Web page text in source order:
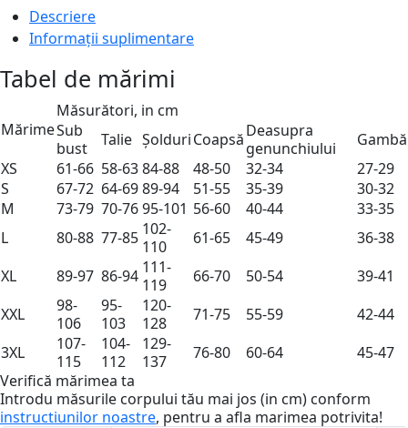
Descriere
Informații suplimentare
Tabel de mărimi
Mărime
Măsurători, in cm
Sub
bust
Talie ȘolduriCoapsăDeasupra
genunchiului
Gambă
XS
61-66 58-6384-88 48-50 32-34
27-29
S
67-72 64-6989-94 51-55 35-39
30-32
M
73-79 70-7695-101 56-60 40-44
33-35
L
80-88 77-85 102-
110
61-65 45-49
36-38
XL
89-97 86-94 111-
119
66-70 50-54
39-41
XXL
98-
106
95-
103
120-
128
71-75 55-59
42-44
3XL
107-
115
104-
112
129-
137
76-80 60-64
45-47
Verifică mărimea ta
Introdu măsurile corpului tău mai jos (in cm) conform
instructiunilor noastre, pentru a afla marimea potrivita!